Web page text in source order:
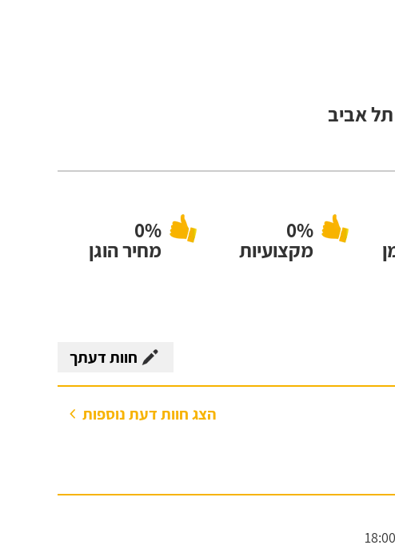
0%
מקצועיות
0%
מחיר הוגן
חוות דעתך
הצג חוות דעת נוספות